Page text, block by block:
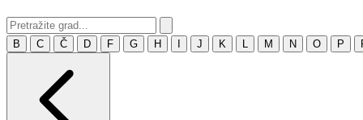
B C Č D F G H J K M N O P